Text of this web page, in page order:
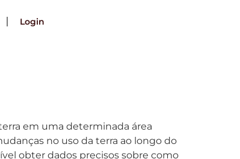
Login
em uma determinada área
no uso da terra ao longo do
obter dados precisos sobre como